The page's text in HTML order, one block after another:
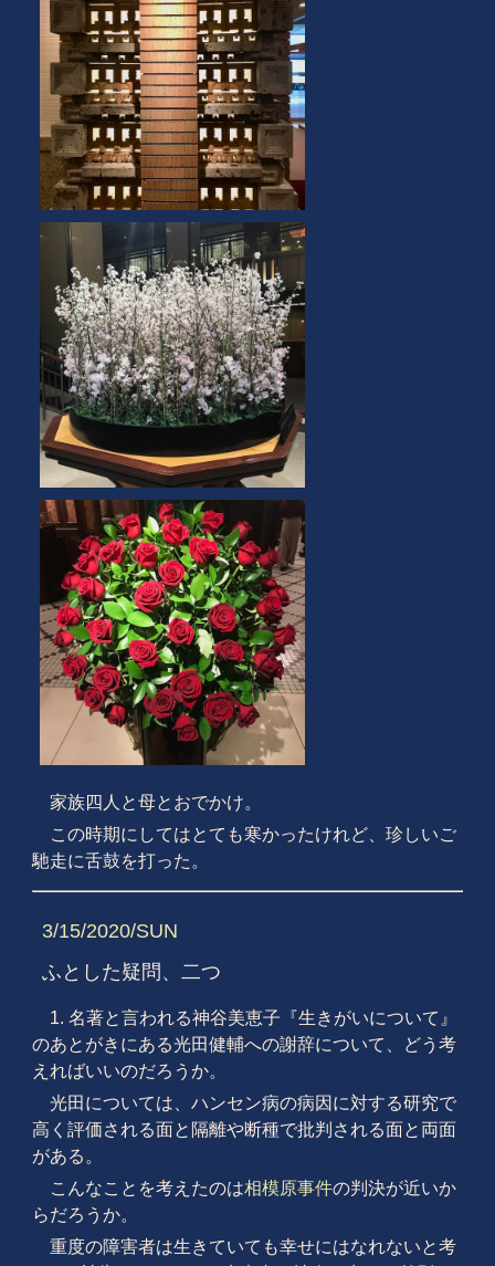
家族四人と母とおでかけ。
この時期にしてはとても寒かったけれど、珍しいご
馳走に舌鼓を打った。
3/15/2020/SUN
ふとした疑問、二つ
1. 名著と言われる神谷美恵子『生きがいについて』
のあとがきにある光田健輔への謝辞について、どう考
えればいいのだろうか。
光田については、ハンセン病の病因に対する研究で
高く評価される面と隔離や断種で批判される面と両面
がある。
こんなことを考えたのは相模原事件の判決が近いか
らだろうか。
重度の障害者は生きていても幸せにはなれないと考